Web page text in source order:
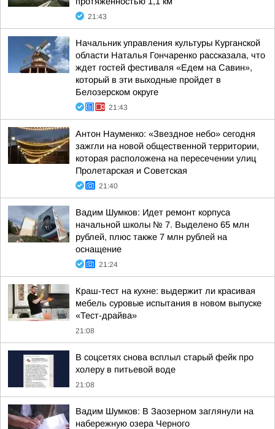
21:43
Начальник управления культуры Курганской
области Наталья Гончаренко рассказала, что
ждет гостей фестиваля «Едем на Савин»,
который в эти выходные пройдет в
Белозерском округе
21:43
Антон Науменко: «Звездное небо» сегодня
зажгли на новой общественной территории,
которая расположена на пересечении улиц
Пролетарская и Советская
21:40
Вадим Шумков: Идет ремонт корпуса
начальной школы № 7. Выделено 65 млн
рублей, плюс также 7 млн рублей на
оснащение
21:24
Краш-тест на кухне: выдержит ли красивая
мебель суровые испытания в новом выпуске
«Тест-драйва»
21:08
В соцсетях снова всплыл старый фейк про
холеру в питьевой воде
21:08
Вадим Шумков: В Заозерном заглянули на
набережную озера Черного